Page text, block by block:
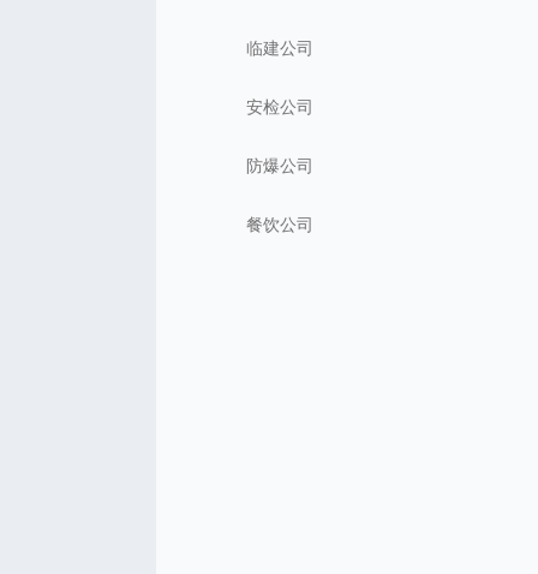
临建公司
安检公司
防爆公司
餐饮公司